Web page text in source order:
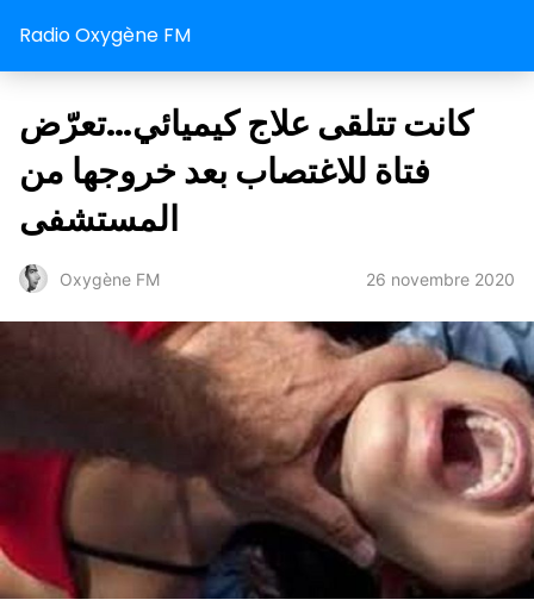
Radio Oxygène FM
كانت تتلقى علاج كيميائي…تعرّض
فتاة للاغتصاب بعد خروجها من
المستشفى
Oxygène FM 26 novembre 2020